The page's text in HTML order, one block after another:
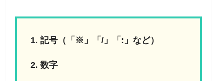
記号（「※」「/」「:」など）
数字